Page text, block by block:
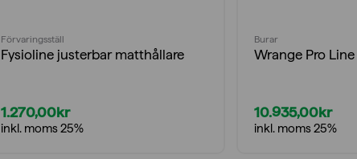
Förvaringsställ
Fysioline justerbar matthållare
1.270,00kr
inkl. moms 25%
Burar
Wrange Pro
10.935,00kr
inkl. moms 25%